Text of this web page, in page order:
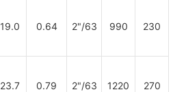
19.0 0.64 2"/63 990 230
23.7 0.79 2"/63 1220 270